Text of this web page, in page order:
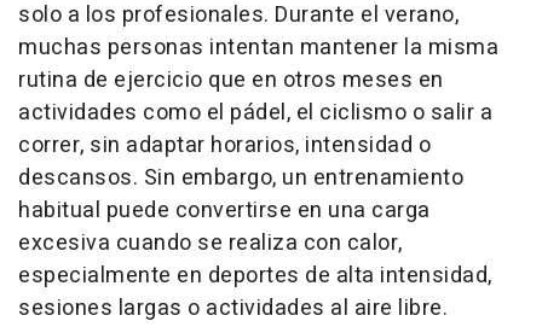
solo a los profesionales. Durante el verano,
muchas personas intentan mantener la misma
rutina de ejercicio que en otros meses en
actividades como el pádel, el ciclismo o salir a
correr, sin adaptar horarios, intensidad o
descansos. Sin embargo, un entrenamiento
habitual puede convertirse en una carga
excesiva cuando se realiza con calor,
especialmente en deportes de alta intensidad,
sesiones largas o actividades al aire libre.